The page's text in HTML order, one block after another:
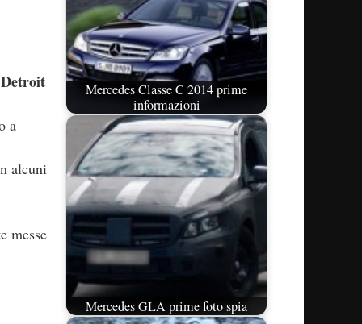
a
alcuni
messe
Mercedes Classe C 2014 prime
informazioni
Mercedes GLA prime foto spia